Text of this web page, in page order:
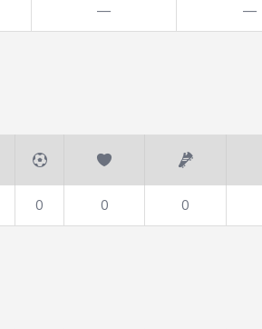
— —
0 0 0